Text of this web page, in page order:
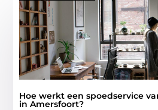
Hoe werkt een spoedservice
in Amersfoort?